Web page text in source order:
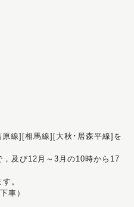
線][相馬線][大秋･居森平線]を
及び12月～3月の10時から17
。
車）